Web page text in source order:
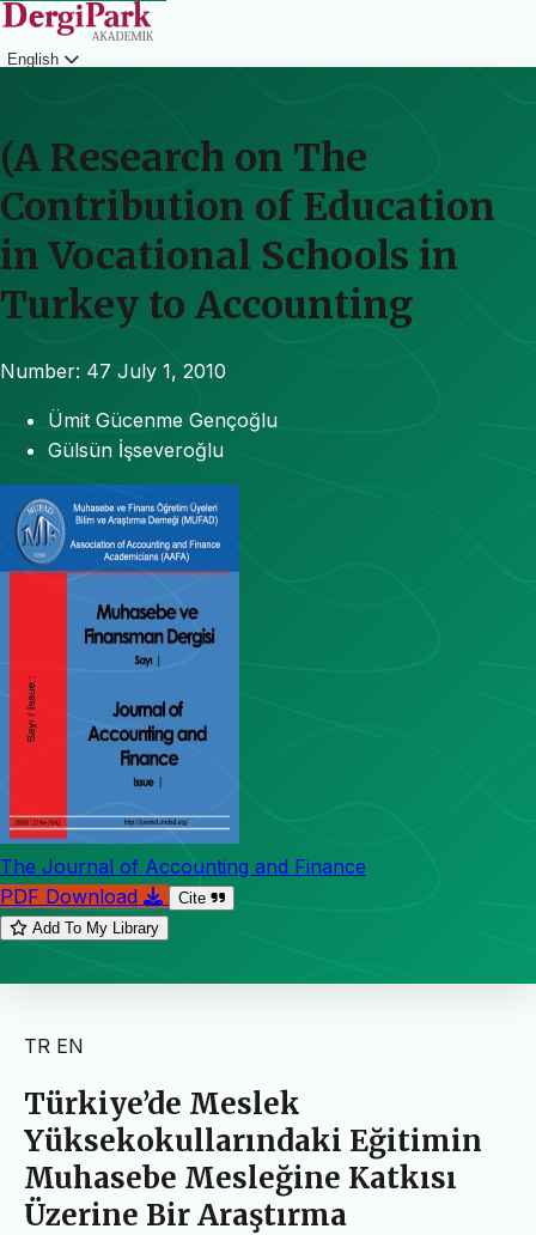
English
(A Research on The
Contribution of Education
in Vocational Schools in
Turkey to Accounting
Number: 47 July 1, 2010
Ümit Gücenme Gençoğlu
Gülsün İşseveroğlu
The Journal of Accounting and Finance
PDF Download
Cite
Add To My Library
TR EN
Türkiye’de Meslek
Yüksekokullarındaki Eğitimin
Muhasebe Mesleğine Katkısı
Üzerine Bir Araştırma